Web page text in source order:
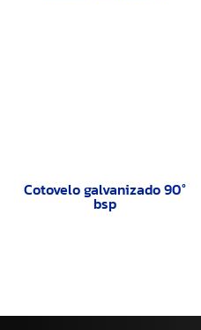
Cotovelo galvanizado 90°
bsp